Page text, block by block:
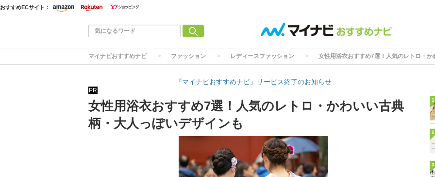
おすすめECサイト：
マイナビおすすめナビ ファッション レディースファッション 女性用浴衣おすすめ7選！人気のレトロ・
『マイナビおすすめナビ』サービス終了のお知らせ
PR
女性用浴衣おすすめ7選！人気のレトロ・かわいい古典
柄・大人っぽいデザインも
1
2
3